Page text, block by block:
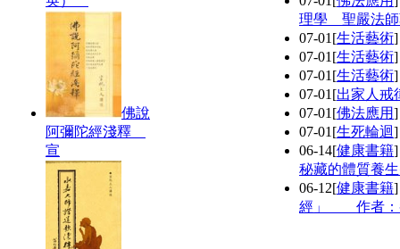
佛說
阿彌陀經淺釋
宣
理學 聖嚴法
07-01 [生活藝術
07-01 [生活藝術
07-01 [生活藝術
07-01 [出家人戒
07-01 [佛法應用
07-01 [生死輪迴
06-14[健康書籍
秘藏的體質養
06-12[健康書籍
經」 作者：